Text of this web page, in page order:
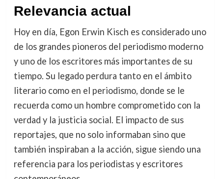
Relevancia actual
Hoy en día, Egon Erwin Kisch es considerado uno
de los grandes pioneros del periodismo moderno
y uno de los escritores más importantes de su
tiempo. Su legado perdura tanto en el ámbito
literario como en el periodismo, donde se le
recuerda como un hombre comprometido con la
verdad y la justicia social. El impacto de sus
reportajes, que no solo informaban sino que
también inspiraban a la acción, sigue siendo una
referencia para los periodistas y escritores